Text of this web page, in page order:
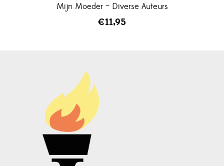
Mijn Moeder – Diverse Auteurs
€11,95